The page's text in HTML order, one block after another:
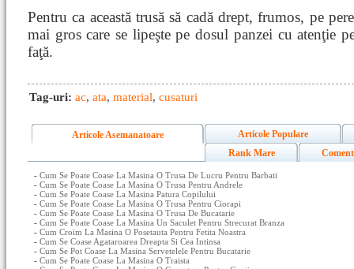
Pentru ca această trusă să cadă drept, frumos, pe
mai gros care se lipeşte pe dosul panzei cu atenţie
faţă.
Tag-uri: ac, ata, material, cusaturi
Articole Asemanatoare
Articole Populare
Rank Mare
- Cum Se Poate Coase La Masina O Trusa De Lucru Pentru Barbati
- Cum Se Poate Coase La Masina O Trusa Pentru Andrele
- Cum Se Poate Coase La Masina Patura Copilului
- Cum Se Poate Coase La Masina O Trusa Pentru Ciorapi
- Cum Se Poate Coase La Masina O Trusa De Bucatarie
- Cum Se Poate Coase La Masina Un Saculet Pentru Strecurat Branza
- Cum Croim La Masina O Posetauta Pentru Fetita Noastra
- Cum Se Coase Agataroarea Dreapta Si Cea Intinsa
- Cum Se Pot Coase La Masina Servetelele Pentru Bucatarie
- Cum Se Poate Coase La Masina O Traista